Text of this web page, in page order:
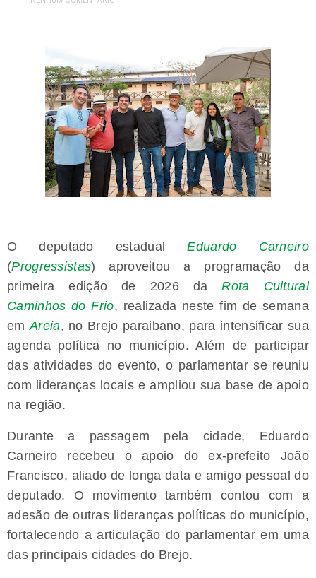
Paraíba tem mais de 320 vagas abertas em concursos públicos;
Prefeitura paraibana abre concurso com 45 vagas e salários que
Jul 09, 2026
Pedra da Boca vira passarela para desfile de moda autoral na Paraíba
Jul 08, 2026
Reis e Rainhas do forró serão homenageados no São Pedro de Caiçara
Jul 07, 2026 ExpoSerra Araruna 2026 acontecerá de 10 a 12 de julho
Ago 07, 2026
Polícia Federal cumpre operação contra fabricação de cédulas falsas
no Brejo paraibano
O deputado estadualEduardo Carneiro
(Progressistas) aproveitou a programação da
primeira edição de 2026 daRota Cultural
Caminhos do Frio, realizada neste fim de semana
emAreia, no Brejo paraibano, para intensificar sua
agenda política no município. Além de participar
das atividades do evento, o parlamentar se reuniu
com lideranças locais e ampliou sua base de apoio
na região.
Durante a passagem pela cidade, Eduardo
Carneiro recebeu o apoio do ex-prefeito João
Francisco, aliado de longa data e amigo pessoal do
deputado. O movimento também contou com a
adesão de outras lideranças políticas do município,
fortalecendo a articulação do parlamentar em uma
das principais cidades do Brejo.